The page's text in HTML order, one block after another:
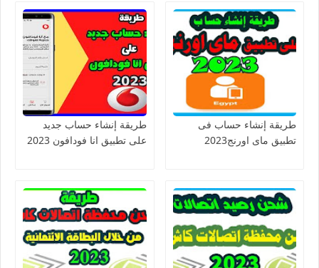
طريقة إنشاء حساب فى
تطبيق ماى اورنج2023
طريقة إنشاء حساب جديد
على تطبيق انا فودافون 2023